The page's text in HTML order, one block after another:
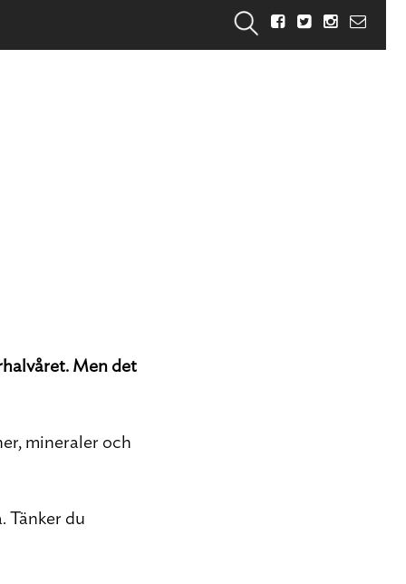
Men det
mineraler och
Tänker du